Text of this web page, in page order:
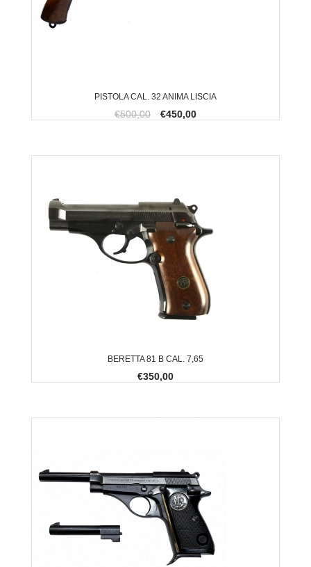
PISTOLA CAL. 32 ANIMA LISCIA
€500,00 €450,00
BERETTA 81 B CAL. 7,65
€350,00